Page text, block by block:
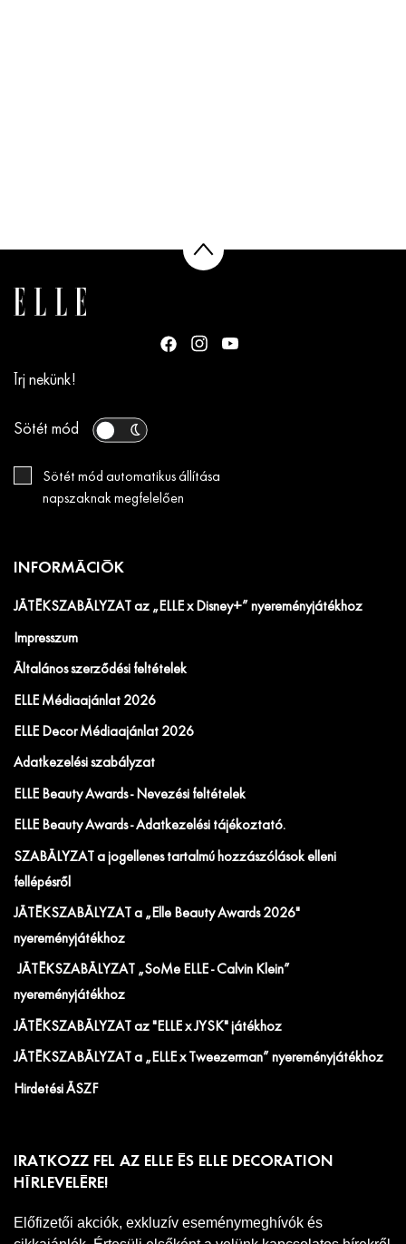
Írj nekünk!
Sötét mód
Sötét mód automatikus állítása
napszaknak megfelelően
INFORMÁCIÓK
JÁTÉKSZABÁLYZAT az „ELLE x Disney+” nyereményjátékhoz
Impresszum
Általános szerződési feltételek
ELLE Médiaajánlat 2026
ELLE Decor Médiaajánlat 2026
Adatkezelési szabályzat
ELLE Beauty Awards - Nevezési feltételek
ELLE Beauty Awards - Adatkezelési tájékoztató.
SZABÁLYZAT a jogellenes tartalmú hozzászólások elleni
fellépésről
JÁTÉKSZABÁLYZAT a „Elle Beauty Awards 2026"
nyereményjátékhoz
JÁTÉKSZABÁLYZAT „SoMe ELLE - Calvin Klein”
nyereményjátékhoz
JÁTÉKSZABÁLYZAT az "ELLE x JYSK" játékhoz
JÁTÉKSZABÁLYZAT a „ELLE x Tweezerman” nyereményjátékhoz
Hirdetési ÁSZF
IRATKOZZ FEL AZ ELLE ÉS ELLE DECORATION
HÍRLEVELÉRE!
Előfizetői akciók, exkluzív eseménymeghívók és